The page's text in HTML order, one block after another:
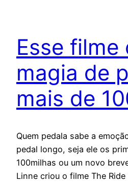
Esse filme
magia de
mais de
Quem pedala sabe a
pedal longo, seja ele os
100milhas ou um novo
Linne criou o filme The